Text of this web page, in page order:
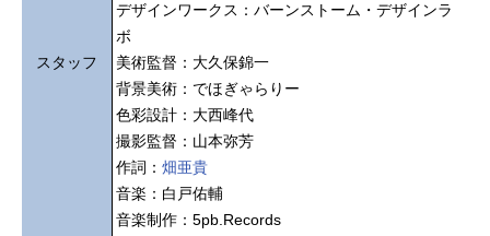
スタッフ
デザインワークス：バーンストーム・デザインラ
ボ
美術監督：大久保錦一
背景美術：でほぎゃらりー
色彩設計：大西峰代
撮影監督：山本弥芳
作詞： 畑亜貴
音楽：白戸佑輔
音楽制作：5pb.Records